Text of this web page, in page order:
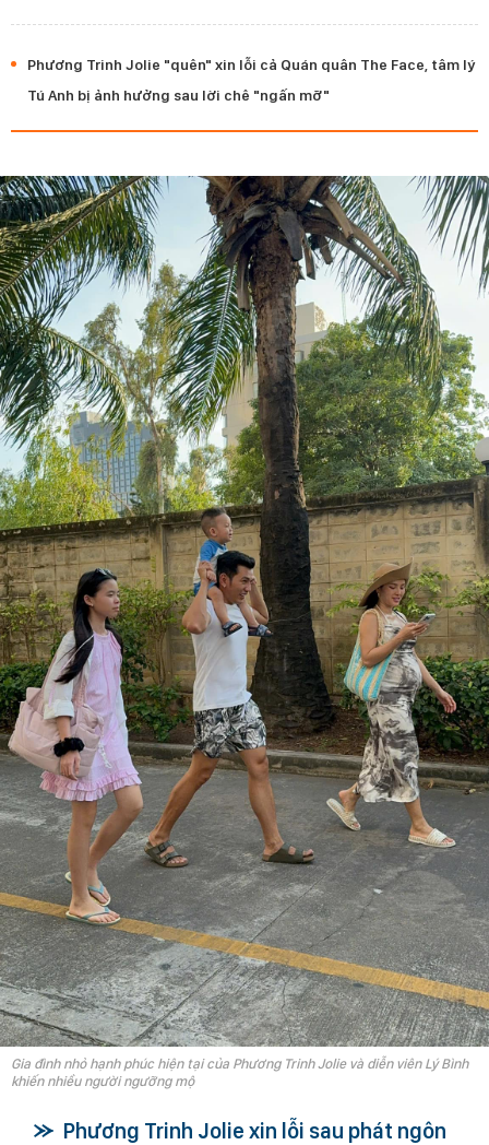
Phương Trinh Jolie "quên" xin lỗi cả Quán quân The Face, tâm lý
Tú Anh bị ảnh hưởng sau lời chê "ngấn mỡ"
Gia đình nhỏ hạnh phúc hiện tại của Phương Trinh Jolie và diễn viên Lý Bình
khiến nhiều người ngưỡng mộ
Phương Trinh Jolie xin lỗi sau phát ngôn